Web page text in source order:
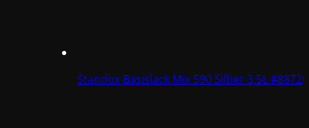
Standox Basislack Mix 590 Silber 3,5L #88720